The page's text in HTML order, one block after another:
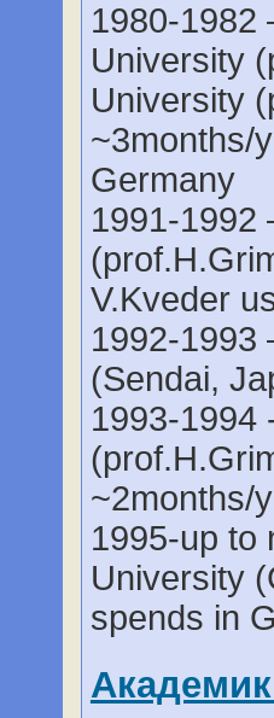
1980-1982
University
University
~3months/
Germany
1991-1992
V.Kveder
1992-1993
(Sendai,
1993-1994
~2months/
1995-up to
University
spends in